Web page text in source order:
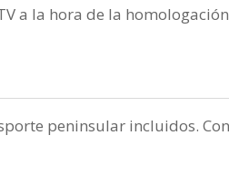
a la hora de la
peninsular incluidos.